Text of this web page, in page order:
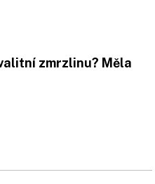
zmrzlinu? Měla